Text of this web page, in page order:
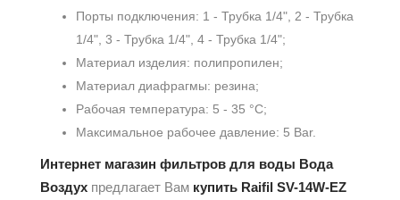
Порты подключения: 1 - Трубка 1/4", 2 - Трубка
1/4", 3 - Трубка 1/4", 4 - Трубка 1/4";
Материал изделия: полипропилен;
Материал диафрагмы: резина;
Рабочая температура: 5 - 35 °С;
Максимальное рабочее давление: 5 Bar.
Интернет магазин фильтров для воды Вода
Воздух предлагает Вам купить Raifil SV-14W-EZ